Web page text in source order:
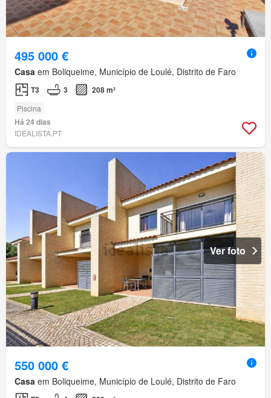
495 000 €
Casa em Boliqueime, Município de Loulé, Distrito de Faro
T3 3 208 m²
Piscina
Há 24 dias
IDEALISTA.PT
Ver foto
550 000 €
Casa em Boliqueime, Município de Loulé, Distrito de Faro